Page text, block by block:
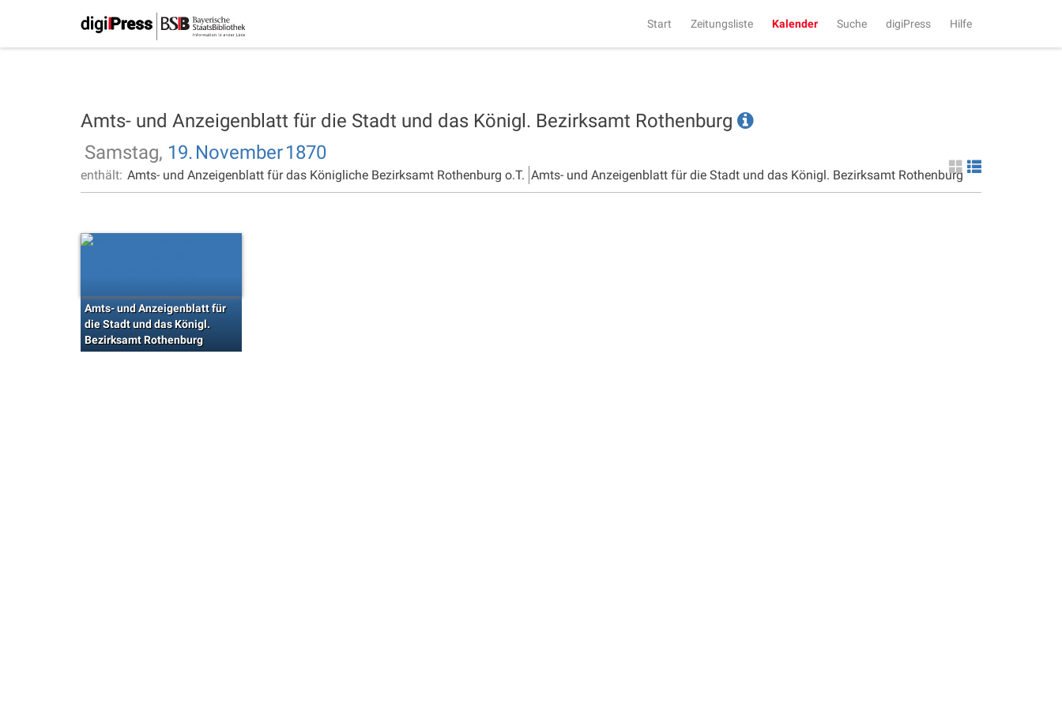
Start Zeitungsliste Kalender Suche digiPress Hilfe
Amts- und Anzeigenblatt für die Stadt und das Königl. Bezirksamt Rothenburg
Samstag, 19. November1870
enthält: Amts- und Anzeigenblatt für das Königliche Bezirksamt Rothenburg o.T. Amts- und Anzeigenblatt für die Stadt und das Königl. Bezirksamt Rothenburg
Amts- und Anzeigenblatt für
die Stadt und das Königl.
Bezirksamt Rothenburg